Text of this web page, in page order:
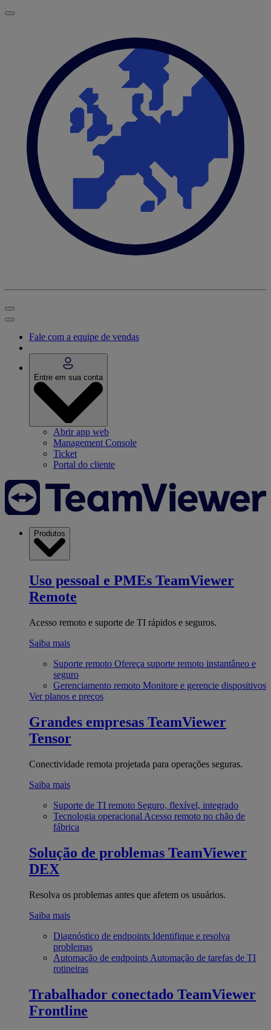
Fale com a equipe de vendas
Entre em sua conta
Abrir app web
Management Console
Ticket
Portal do cliente
Produtos
Uso pessoal e PMEs TeamViewer
Remote
Acesso remoto e suporte de TI rápidos e seguros.
Saiba mais
Suporte remoto Ofereça suporte remoto instantâneo e
seguro
Gerenciamento remoto Monitore e gerencie dispositivos
Ver planos e preços
Grandes empresas TeamViewer
Tensor
Conectividade remota projetada para operações seguras.
Saiba mais
Suporte de TI remoto Seguro, flexível, integrado
Tecnologia operacional Acesso remoto no chão de
fábrica
Solução de problemas TeamViewer
DEX
Resolva os problemas antes que afetem os usuários.
Saiba mais
Diagnóstico de endpoints Identifique e resolva
problemas
Automação de endpoints Automação de tarefas de TI
rotineiras
Trabalhador conectado TeamViewer
Frontline